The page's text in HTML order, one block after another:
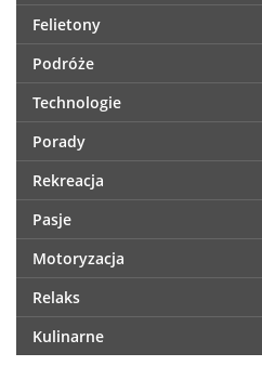
Felietony
Podróże
Technologie
Porady
Rekreacja
Pasje
Motoryzacja
Relaks
Kulinarne